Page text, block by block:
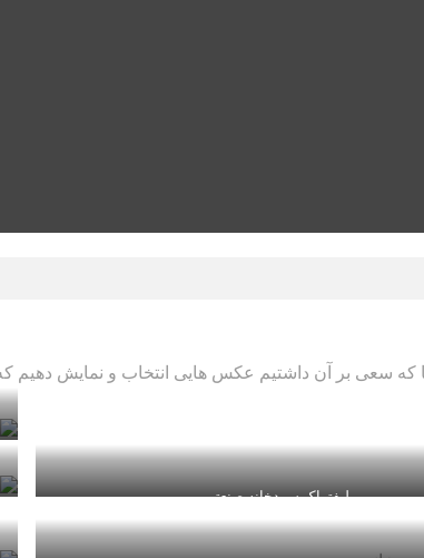
که سعی بر آن داشتیم عکس هایی انتخاب و نمایش دهیم
لیفتراک سردخانه صنعتی